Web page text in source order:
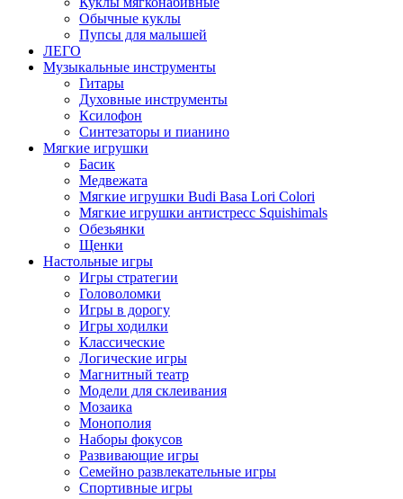
Обычные куклы
Пупсы для малышей
ЛЕГО
Музыкальные инструменты
Гитары
Духовные инструменты
Ксилофон
Синтезаторы и пианино
Мягкие игрушки
Басик
Медвежата
Мягкие игрушки Budi Basa Lori Colori
Мягкие игрушки антистресс Squishimals
Обезьянки
Щенки
Настольные игры
Игры стратегии
Головоломки
Игры в дорогу
Игры ходилки
Классические
Логические игры
Магнитный театр
Модели для склеивания
Мозаика
Монополия
Наборы фокусов
Развивающие игры
Семейно развлекательные игры
Спортивные игры